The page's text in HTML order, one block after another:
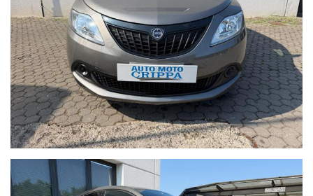
Via IV Novembre, 113, 23891 Barzanò LC
Contattaci tramite Telefono: 039.9210911
Contattaci tramite WhatsApp: +39 3485705308
Tutte le nostre autovetture sono scrupolosamente
controllate dal nostro team di esperti, prima ancora di
essere proposte alla clientela. La provenienza è certificata,
così come il chilometraggio. Tutte le autovetture sono
coperte da garanzia come stabilito per legge.